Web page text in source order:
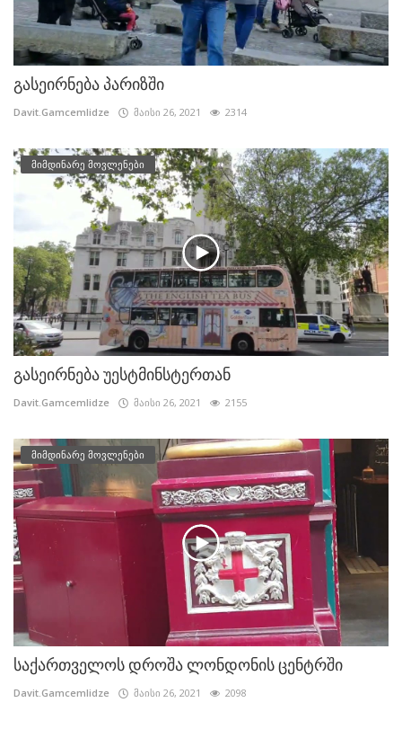
გასეირნება პარიზში
Davit.Gamcemlidze მაისი 26, 2021 2314
მიმდინარე მოვლენები
გასეირნება უესტმინსტერთან
Davit.Gamcemlidze მაისი 26, 2021 2155
მიმდინარე მოვლენები
საქართველოს დროშა ლონდონის ცენტრში
Davit.Gamcemlidze მაისი 26, 2021 2098